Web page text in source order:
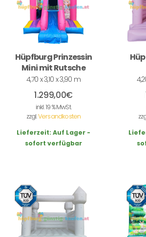
Hüpfburg Prinzessin
Mini mit Rutsche
4,70 x 3,10 x 3,90 m
1.299,00€
inkl. 19 % MwSt.
zzgl.Versandkosten
Lieferzeit: Auf Lager -
sofort verfügbar